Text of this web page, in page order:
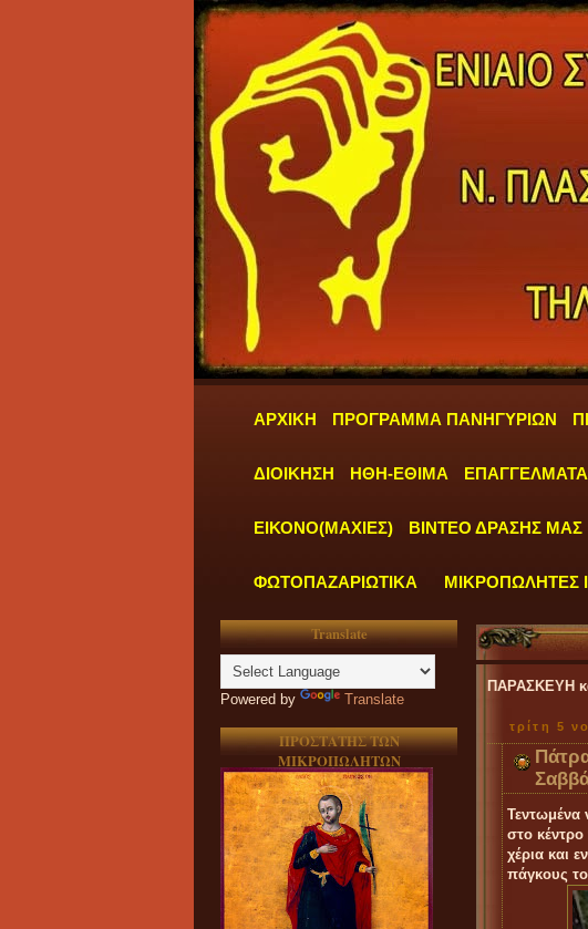
ΑΡΧΙΚΗ ΠΡΟΓΡΑΜΜΑ ΠΑΝΗΓΥΡΙΩΝ
ΔΙΟΙΚΗΣΗ ΗΘΗ-ΕΘΙΜΑ
ΕΙΚΟΝΟ(ΜΑΧΙΕΣ) ΒΙΝΤΕΟ ΔΡΑΣΗΣ ΜΑΣ
ΦΩΤΟΠΑΖΑΡΙΩΤΙΚΑ ΜΙΚΡΟΠΩΛΗΤΕΣ
Translate
Powered by Translate
ΠΡΟΣΤΑΤΗΣ ΤΩΝ
ΜΙΚΡΟΠΩΛΗΤΩΝ
ΜΑΣ ΛΕΙΤΟΥΡΓΟΥΝ ΚΑΘΗΜΕΡΙΝΑ ΑΠΟ ΔΕΥΤΕΡΑ έως ΠΑΡΑΣΚΕΥΗ και από ώρα
τρίτη 5
Τεντωμένα
στο
χέρια και
πάγκους